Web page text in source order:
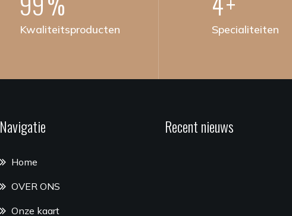
Kwaliteitsproducten Specialiteiten
Navigatie
Home
OVER ONS
Onze kaart
Recent nieuws